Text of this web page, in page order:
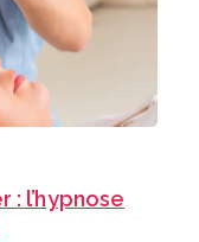
: l’hypnose